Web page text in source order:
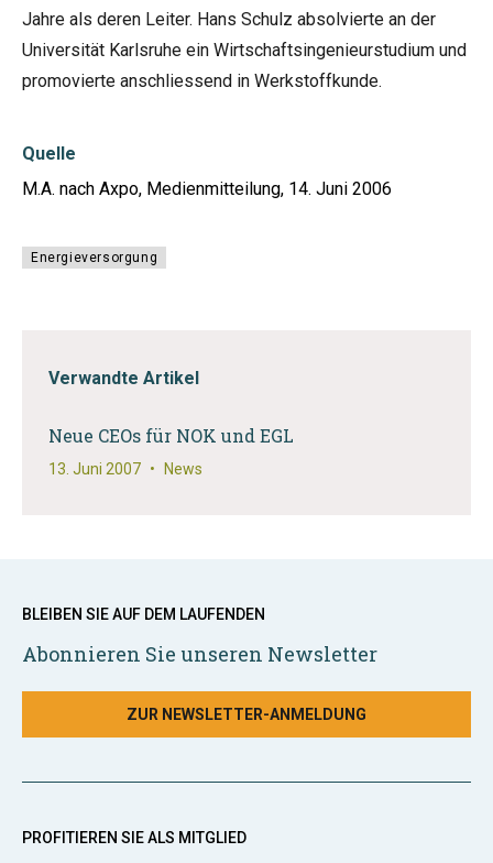
Jahre als deren Leiter. Hans Schulz absolvierte an der
Universität Karlsruhe ein Wirtschaftsingenieurstudium und
promovierte anschliessend in Werkstoffkunde.
Quelle
M.A. nach Axpo, Medienmitteilung, 14. Juni 2006
Energieversorgung
Verwandte Artikel
Neue CEOs für NOK und EGL
13. Juni 2007 • News
BLEIBEN SIE AUF DEM LAUFENDEN
Abonnieren Sie unseren Newsletter
ZUR NEWSLETTER-ANMELDUNG
PROFITIEREN SIE ALS MITGLIED